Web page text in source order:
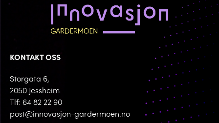
KONTAKT OSS
Storgata 6,
2050 Jessheim
Tlf: 64 82 22 90
post@innovasjon-gardermoen.no